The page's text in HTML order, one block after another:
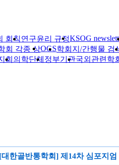
회칙연구윤리 규정KSOG
회 각종 상OGS학회지/간행물 검
회 의학단체 정부기관국외관련학
[대한골반통학회] 제14차 심포지엄